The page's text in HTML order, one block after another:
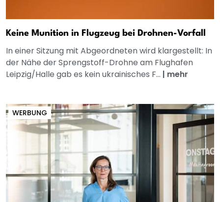
Keine Munition in Flugzeug bei Drohnen-Vorfall
In einer Sitzung mit Abgeordneten wird klargestellt: In
der Nähe der Sprengstoff-Drohne am Flughafen
Leipzig/Halle gab es kein ukrainisches F... | mehr
WERBUNG